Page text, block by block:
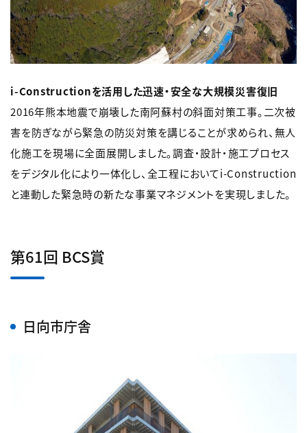
i-Constructionを活用した迅速・安全な大規模災害復旧
2016年熊本地震で崩壊した南阿蘇村の斜面対策工事。二次被
害を防ぎながら緊急の防災対策を講じることが求められ、無人
化施工を現場に全面展開しました。調査・設計・施工プロセス
をデジタル化により一体化し、全工程においてi-Construction
と連動した緊急時の新たな事業マネジメントを実現しました。
第61回 BCS賞
日向市庁舎